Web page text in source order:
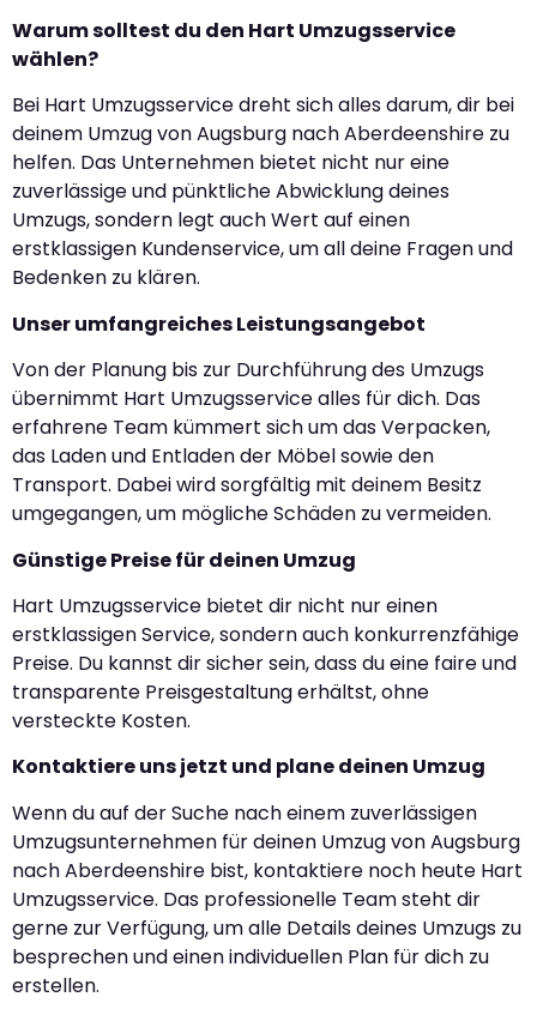
Warum solltest du den Hart Umzugsservice
wählen?
Bei Hart Umzugsservice dreht sich alles darum, dir bei
deinem Umzug von Augsburg nach Aberdeenshire zu
helfen. Das Unternehmen bietet nicht nur eine
zuverlässige und pünktliche Abwicklung deines
Umzugs, sondern legt auch Wert auf einen
erstklassigen Kundenservice, um all deine Fragen und
Bedenken zu klären.
Unser umfangreiches Leistungsangebot
Von der Planung bis zur Durchführung des Umzugs
übernimmt Hart Umzugsservice alles für dich. Das
erfahrene Team kümmert sich um das Verpacken,
das Laden und Entladen der Möbel sowie den
Transport. Dabei wird sorgfältig mit deinem Besitz
umgegangen, um mögliche Schäden zu vermeiden.
Günstige Preise für deinen Umzug
Hart Umzugsservice bietet dir nicht nur einen
erstklassigen Service, sondern auch konkurrenzfähige
Preise. Du kannst dir sicher sein, dass du eine faire und
transparente Preisgestaltung erhältst, ohne
versteckte Kosten.
Kontaktiere uns jetzt und plane deinen Umzug
Wenn du auf der Suche nach einem zuverlässigen
Umzugsunternehmen für deinen Umzug von Augsburg
nach Aberdeenshire bist, kontaktiere noch heute Hart
Umzugsservice. Das professionelle Team steht dir
gerne zur Verfügung, um alle Details deines Umzugs zu
besprechen und einen individuellen Plan für dich zu
erstellen.